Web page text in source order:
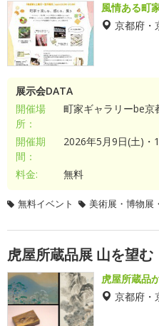
風情ある町
京都府・
展示会DATA
開催場
所：
町家ギャラリーbe京
開催期
間：
2026年5月9日(土)・
料金: 無料
無料イベント 美術展・博物展
虎屋所蔵品展 山を望む
虎屋所蔵品
京都府・